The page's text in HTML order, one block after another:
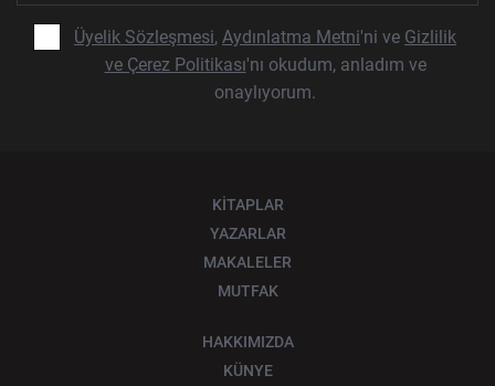
Üyelik Sözleşmesi, Aydınlatma Metni'ni ve Gizlilik
ve Çerez Politikası'nı okudum, anladım ve
onaylıyorum.
KİTAPLAR
YAZARLAR
MAKALELER
MUTFAK
HAKKIMIZDA
KÜNYE